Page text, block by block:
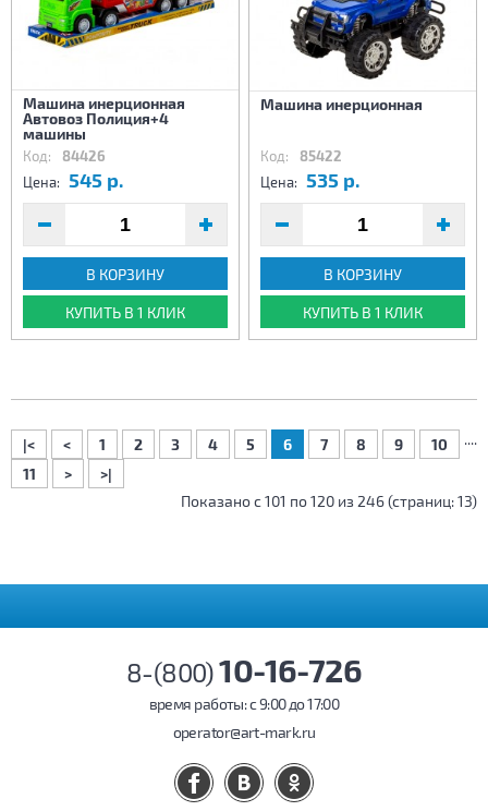
Машина инерционная
Автовоз Полиция+4
машины
Код: 84426
Цена: 545 р.
В КОРЗИНУ
КУПИТЬ В 1 КЛИК
Машина инерционная
Код: 85422
Цена: 535 р.
В КОРЗИНУ
КУПИТЬ В 1 КЛИК
|< < 1 2 3 4 5 6 7 8 9
10
11
....
>
>|
Показано с 101 по 120 из 246 (страниц: 13)
8-(800)10-16-726
время работы: c 9:00 до 17:00
operator@art-mark.ru